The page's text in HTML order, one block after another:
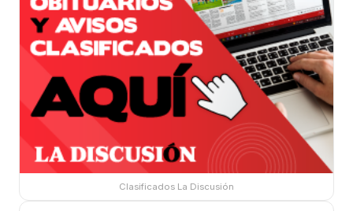
Clasificados La Discusión